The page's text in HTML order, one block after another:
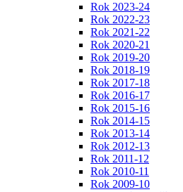
Rok 2023-24
Rok 2022-23
Rok 2021-22
Rok 2020-21
Rok 2019-20
Rok 2018-19
Rok 2017-18
Rok 2016-17
Rok 2015-16
Rok 2014-15
Rok 2013-14
Rok 2012-13
Rok 2011-12
Rok 2010-11
Rok 2009-10